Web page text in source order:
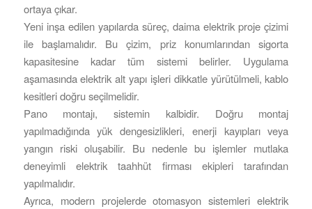
ortaya çıkar.
Yeni inşa edilen yapılarda süreç, daima elektrik proje çizimi
ile başlamalıdır. Bu çizim, priz konumlarından sigorta
kapasitesine kadar tüm sistemi belirler. Uygulama
aşamasında elektrik alt yapı işleri dikkatle yürütülmeli, kablo
kesitleri doğru seçilmelidir.
Pano montajı, sistemin kalbidir. Doğru montaj
yapılmadığında yük dengesizlikleri, enerji kayıpları veya
yangın riski oluşabilir. Bu nedenle bu işlemler mutlaka
deneyimli elektrik taahhüt firması ekipleri tarafından
yapılmalıdır.
Ayrıca, modern projelerde otomasyon sistemleri elektrik